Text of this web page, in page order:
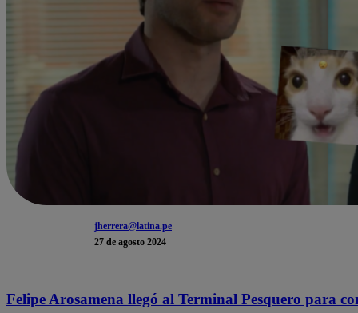
jherrera@latina.pe
27 de agosto 2024
Felipe Arosamena llegó al Terminal Pesquero para